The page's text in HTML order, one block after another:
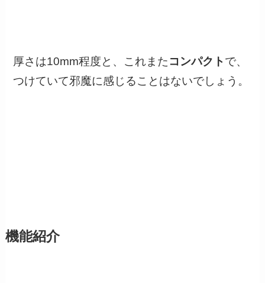
厚さは10mm程度と、これまたコンパクトで、
つけていて邪魔に感じることはないでしょう。
機能紹介